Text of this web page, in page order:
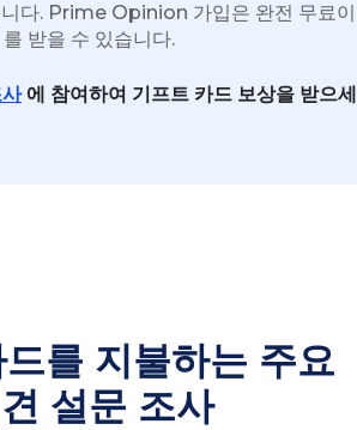
다. Prime Opinion 가입은 완전 무료
를 받을 수 있습니다.
에 참여하여 기프트 카드 보상을 받으
를 지불하는 주요
설문 조사